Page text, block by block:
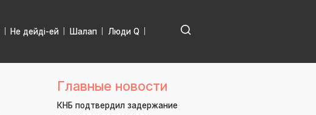
Не дейді-ей Шалап Люди Q
Главные новости
КНБ подтвердил задержание